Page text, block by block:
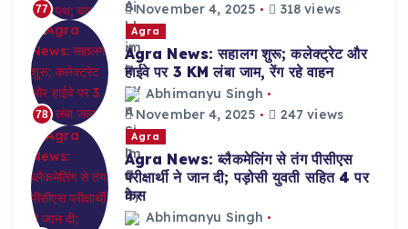
77
November 4, 2025
318 views
78
Agra
Agra News: सहालग शुरू; कलेक्ट्रेट और
हाईवे पर 3 KM लंबा जाम, रेंग रहे वाहन
Abhimanyu Singh
November 4, 2025
247 views
Agra
Agra News: ब्लैकमेलिंग से तंग पीसीएस
परीक्षार्थी ने जान दी; पड़ोसी युवती सहित 4 पर
केस
Abhimanyu Singh